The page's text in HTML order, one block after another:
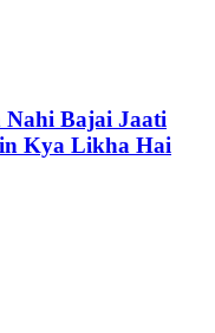
Nahi Bajai Jaati
Kya Likha Hai